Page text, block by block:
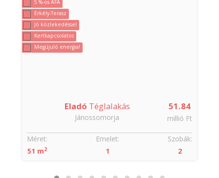
5 %-os ÁFA
Erkély-Terasz
Jó közlekedéssel
Kertkapcsolatos
Megújuló energia!
51.84
millió Ft
Eladó Téglalakás
Jánossomorja
Szobák:
2
Méret:
51 m2
Emelet:
1